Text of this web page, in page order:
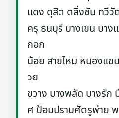
แดง ดุสิต ตลิ่งชัน ทวีวั
ครุ ธนบุรี บางเขน บา
กอก
น้อย สายไหม หนองแ
วย
ขวาง บางพลัด บางรัก
ศ ป้อมปราบศัตรูพ่าย